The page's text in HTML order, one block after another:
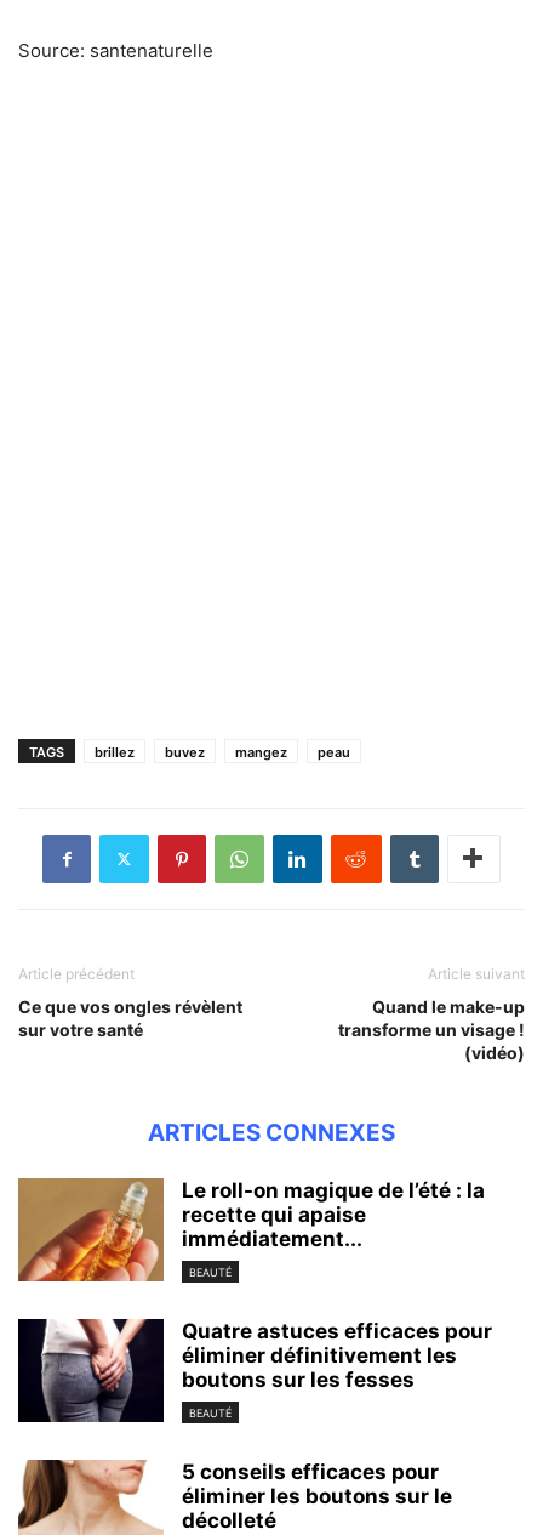
Source: santenaturelle
TAGS brillez buvez mangez peau
Article précédent
Ce que vos ongles révèlent
sur votre santé
Article suivant
Quand le make-up
transforme un visage !
(vidéo)
ARTICLES CONNEXES
Le roll-on magique de l’été : la
recette qui apaise
immédiatement...
BEAUTÉ
Quatre astuces efficaces pour
éliminer définitivement les
boutons sur les fesses
BEAUTÉ
5 conseils efficaces pour
éliminer les boutons sur le
décolleté